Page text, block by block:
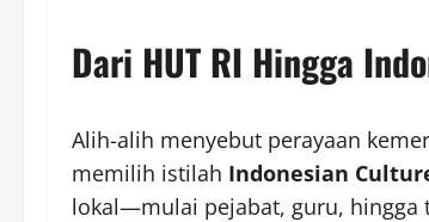
Dari HUT RI Hingga
Alih-alih menyebut perayaan
memilih istilah Indonesian
lokal—mulai pejabat, guru, hingga